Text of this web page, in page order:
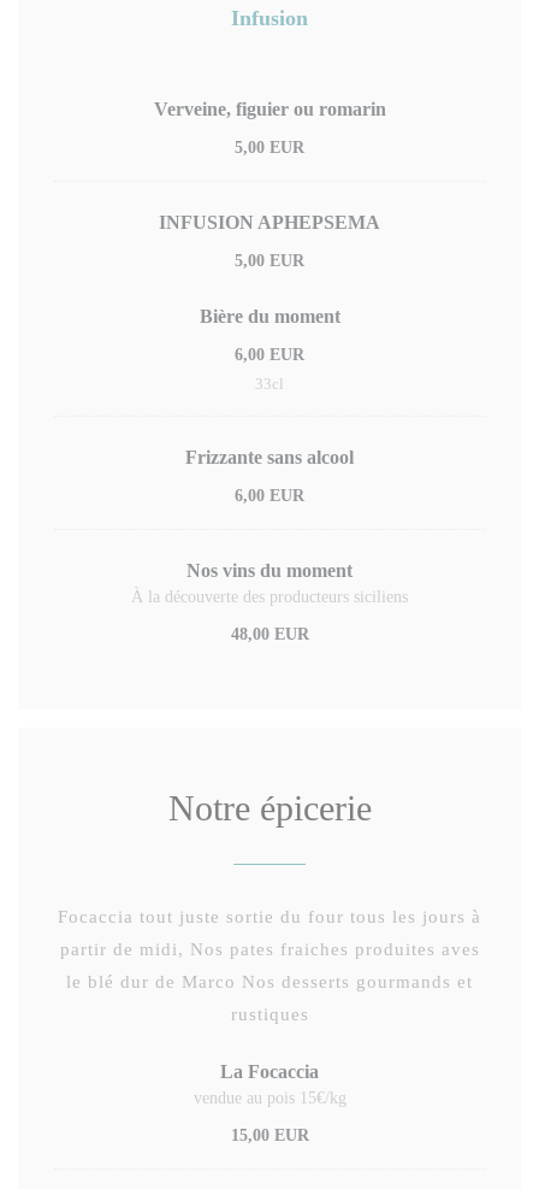
Infusion
Verveine, figuier ou romarin
5,00 EUR
INFUSION APHEPSEMA
5,00 EUR
Bière du moment
6,00 EUR
33cl
Frizzante sans alcool
6,00 EUR
Nos vins du moment
À la découverte des producteurs siciliens
48,00 EUR
Notre épicerie
Focaccia tout juste sortie du four tous les jours à
partir de midi, Nos pates fraiches produites aves
le blé dur de Marco Nos desserts gourmands et
rustiques
La Focaccia
vendue au pois 15€/kg
15,00 EUR